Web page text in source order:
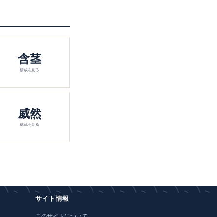
含茎
構成を見る
威然
構成を見る
サイト情報